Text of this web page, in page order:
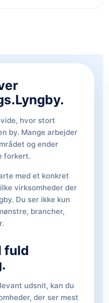
hvor stort
by. Mange arbejder
og ender
forkert.
med et konkret
virksomheder der
Du ser ikke kun
brancher,
fuld
udsnit, kan du
der ser mest